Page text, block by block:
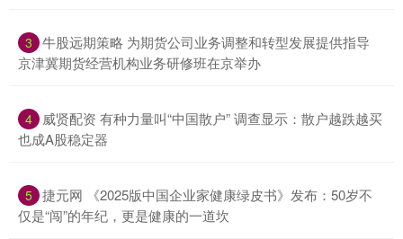
3 ​牛股远期策略 为期货公司业务调整和转型发展提供指导
京津冀期货经营机构业务研修班在京举办
4
​威贤配资 有种力量叫“中国散户” 调查显示：散户越跌越买
也成A股稳定器
5 ​捷元网 《2025版中国企业家健康绿皮书》发布：50岁不
仅是“闯”的年纪，更是健康的一道坎